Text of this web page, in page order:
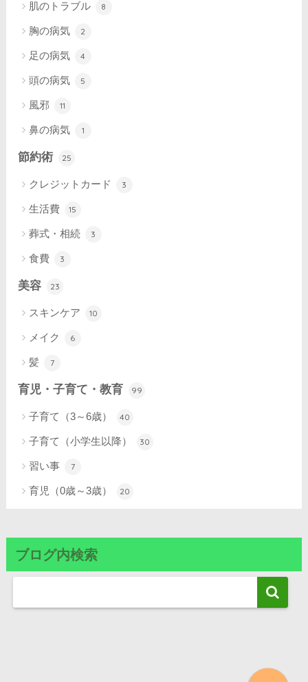
肌のトラブル 8
胸の病気 2
足の病気 4
頭の病気 5
風邪 11
鼻の病気 1
節約術 25
クレジットカード 3
生活費 15
葬式・相続 3
食費 3
美容 23
スキンケア 10
メイク 6
髪 7
育児・子育て・教育 99
子育て（3～6歳） 40
子育て（小学生以降） 30
習い事 7
育児（0歳～3歳） 20
ブログ内検索